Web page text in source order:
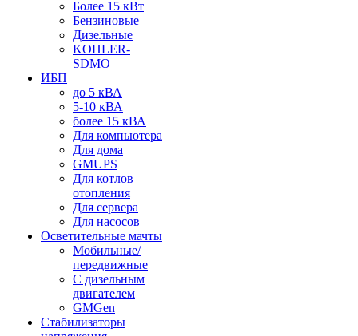
Более 15 кВт
Бензиновые
Дизельные
KOHLER-
SDMO
ИБП
до 5 кВА
5-10 кВА
более 15 кВА
Для компьютера
Для дома
GMUPS
Для котлов
отопления
Для сервера
Для насосов
Осветительные мачты
Мобильные/
передвижные
С дизельным
двигателем
GMGen
Стабилизаторы